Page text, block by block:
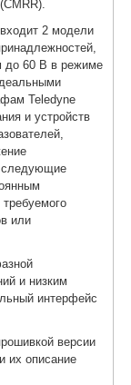
2 модели
до 60 В в режиме
Teledyne
и устройств
следующие
или
и низким
интерфейс
версии
их описание